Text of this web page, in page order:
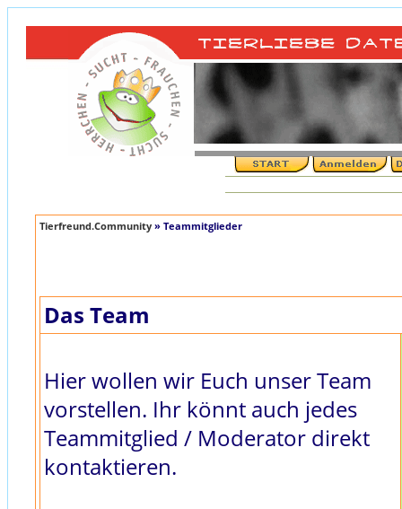
Tierfreund.Community » Teammitglieder
Das Team
Hier wollen wir Euch unser Team
vorstellen. Ihr könnt auch jedes
Teammitglied / Moderator direkt
kontaktieren.